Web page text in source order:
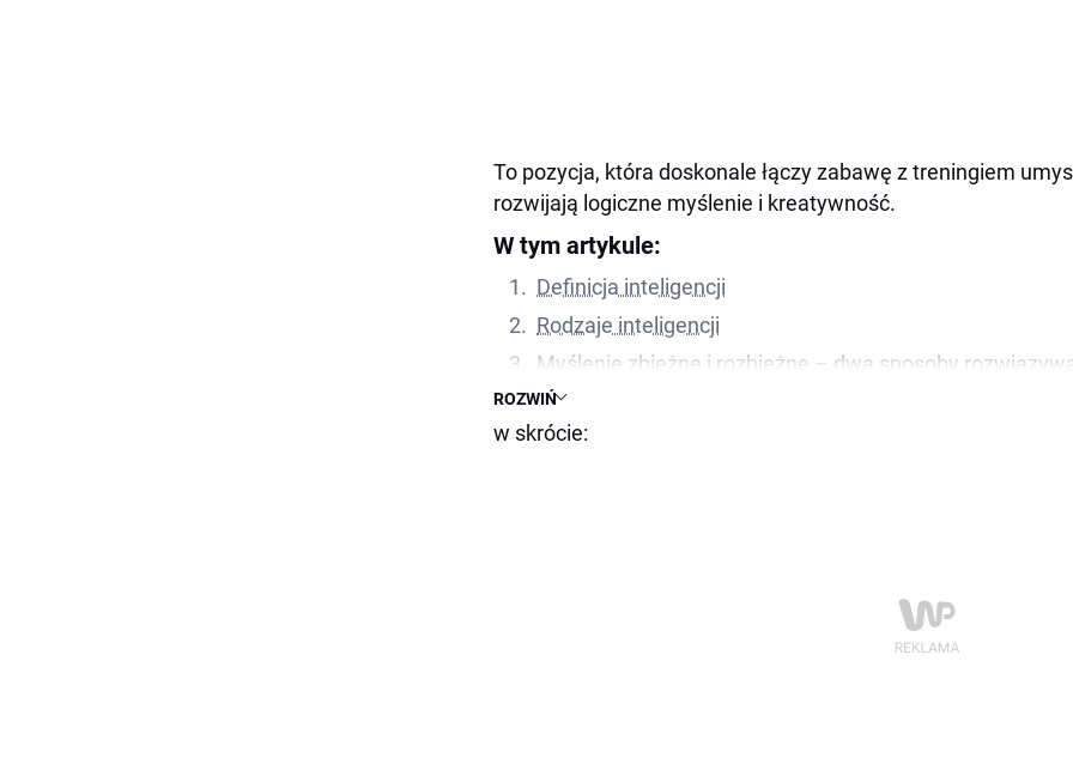
To pozycja, która doskonale łączy zabawę z treningiem
rozwijają logiczne myślenie i kreatywność.
W tym artykule:
ROZWIŃ
Definicja inteligencji
Rodzaje inteligencji
Myślenie zbieżne i rozbieżne – dwa sposoby
Ćwiczenia na rozwój obu typów myślenia:
Jak zmiany fizyczne wpływają na umysł?
w skrócie: